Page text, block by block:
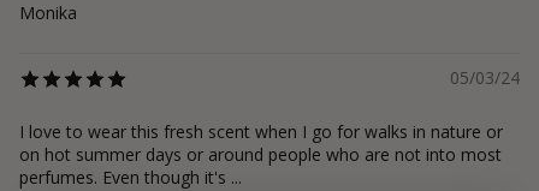
Monika
05/03/24
I love to wear this fresh scent when I go for walks in nature or
on hot summer days or around people who are not into most
perfumes. Even though it's ...